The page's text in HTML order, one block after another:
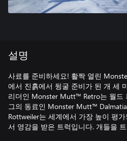
설명
사료를 준비하세요! 활짝 열린
에서 진흙에서 뒹굴 준비가 된 개 세
리더인 Monster Mutt™ Retro는 월드
그의 동료인 Monster Mutt™
Rottweiler는 세계에서 가장 높이 평
서 영감을 받은 트럭입니다. 개들을